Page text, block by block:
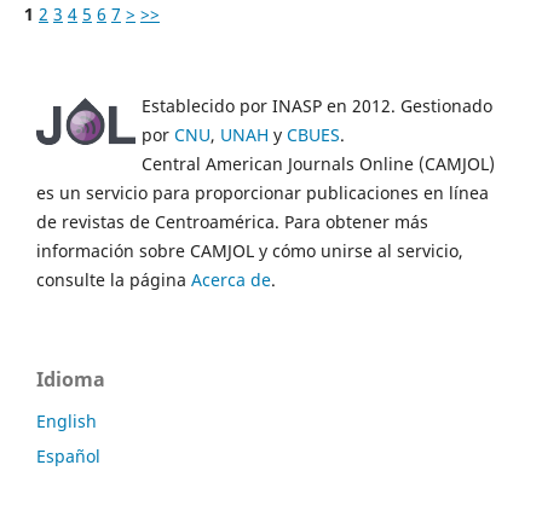
1 2 3 4 5 6 7 > >>
Establecido por INASP en 2012. Gestionado
por CNU, UNAH y CBUES.
Central American Journals Online (CAMJOL)
es un servicio para proporcionar publicaciones en línea
de revistas de Centroamérica. Para obtener más
información sobre CAMJOL y cómo unirse al servicio,
consulte la página Acerca de.
Idioma
English
Español